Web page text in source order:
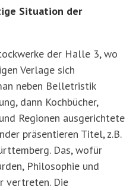
Situation der
der Halle 3, wo
Verlage sich
neben Belletristik
dann Kochbücher,
Regionen ausgerichtete
präsentieren Titel, z.B.
Das, wofür
Philosophie und
vertreten. Die